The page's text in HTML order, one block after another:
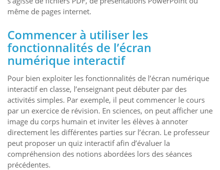
même de pages internet.
Commencer à utiliser les
fonctionnalités de l’écran
numérique interactif
Pour bien exploiter les fonctionnalités de l’écran numérique
interactif en classe, l’enseignant peut débuter par des
activités simples. Par exemple, il peut commencer le cours
par un exercice de révision. En sciences, on peut afficher une
image du corps humain et inviter les élèves à annoter
directement les différentes parties sur l’écran. Le professeur
peut proposer un quiz interactif afin d’évaluer la
compréhension des notions abordées lors des séances
précédentes.